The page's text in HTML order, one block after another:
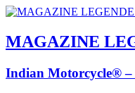
MAGAZINE
Indian Motorcycle® –